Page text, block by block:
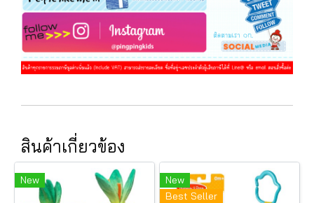
สินค้าเกี่ยวข้อง
New
New
Best Seller